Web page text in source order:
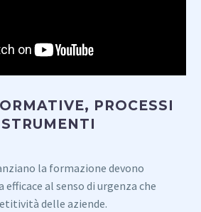
PROCESSI
la formazione devono
al senso di urgenza che
delle aziende.